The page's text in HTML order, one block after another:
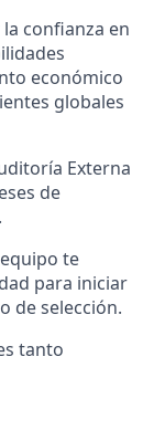
confianza en
económico
globales
Externa
de
te
para iniciar
de selección.
tanto